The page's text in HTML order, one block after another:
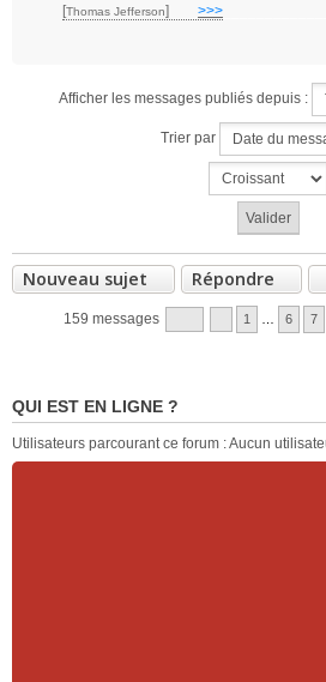
[Thomas Jefferson] >>>
Afficher les messages publiés depuis :
Trier par
Nouveau sujet Répondre
159 messages 1 6 7
QUI EST EN LIGNE ?
Utilisateurs parcourant ce forum : Aucun